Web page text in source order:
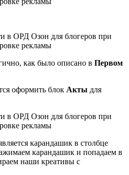
как было описано в Первом
оформить блок Акты для
карандашик в столбце
карандашик и попадаем в
наши креативы с